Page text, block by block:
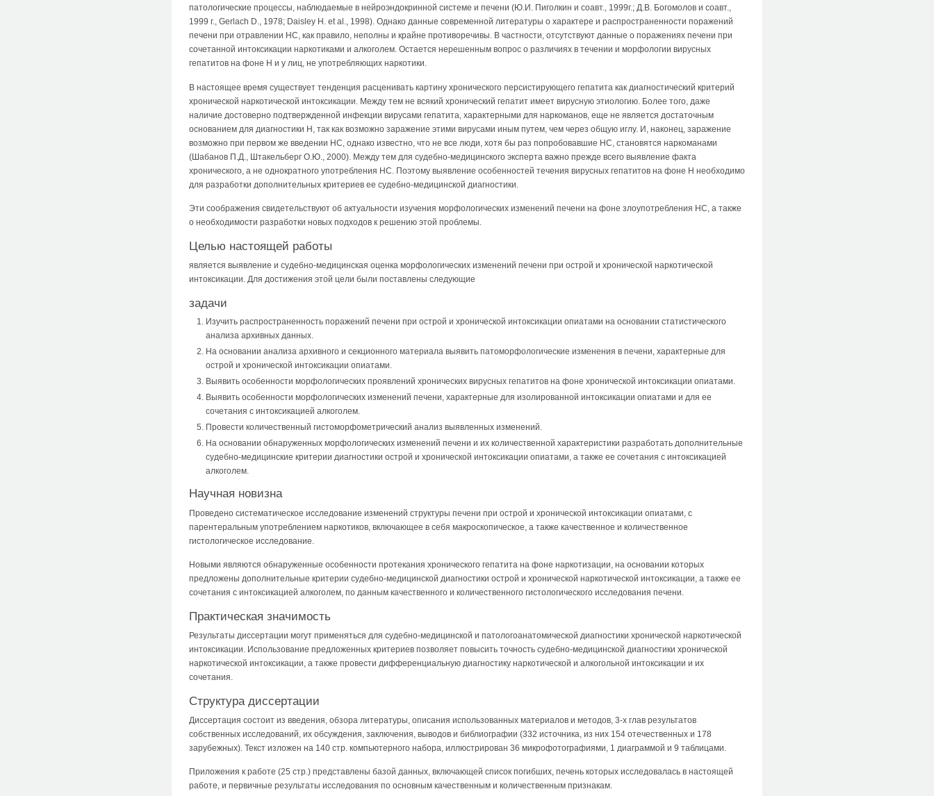
патологические процессы, наблюдаемые в нейроэндокринной системе и печени (Ю.И. Пиголкин и соавт., 1999г.; Д.В. Богомолов и соавт.,
1999 г., Gerlach D., 1978; Daisley H. et al., 1998). Однако данные современной литературы о характере и распространенности поражений
печени при отравлении НС, как правило, неполны и крайне противоречивы. В частности, отсутствуют данные о поражениях печени при
сочетанной интоксикации наркотиками и алкоголем. Остается нерешенным вопрос о различиях в течении и морфологии вирусных
гепатитов на фоне Н и у лиц, не употребляющих наркотики.
В настоящее время существует тенденция расценивать картину хронического персистирующего гепатита как диагностический критерий
хронической наркотической интоксикации. Между тем не всякий хронический гепатит имеет вирусную этиологию. Более того, даже
наличие достоверно подтвержденной инфекции вирусами гепатита, характерными для наркоманов, еще не является достаточным
основанием для диагностики Н, так как возможно заражение этими вирусами иным путем, чем через общую иглу. И, наконец, заражение
возможно при первом же введении НС, однако известно, что не все люди, хотя бы раз попробовавшие НС, становятся наркоманами
(Шабанов П.Д., Штакельберг О.Ю., 2000). Между тем для судебно-медицинского эксперта важно прежде всего выявление факта
хронического, а не однократного употребления НС. Поэтому выявление особенностей течения вирусных гепатитов на фоне Н необходимо
для разработки дополнительных критериев ее судебно-медицинской диагностики.
Эти соображения свидетельствуют об актуальности изучения морфологических изменений печени на фоне злоупотребления НС, а также
о необходимости разработки новых подходов к решению этой проблемы.
Целью настоящей работы
является выявление и судебно-медицинская оценка морфологических изменений печени при острой и хронической наркотической
интоксикации. Для достижения этой цели были поставлены следующие
задачи
Изучить распространенность поражений печени при острой и хронической интоксикации опиатами на основании статистического
анализа архивных данных.
На основании анализа архивного и секционного материала выявить патоморфологические изменения в печени, характерные для
острой и хронической интоксикации опиатами.
Выявить особенности морфологических проявлений хронических вирусных гепатитов на фоне хронической интоксикации опиатами.
Выявить особенности морфологических изменений печени, характерные для изолированной интоксикации опиатами и для ее
сочетания с интоксикацией алкоголем.
Провести количественный гистоморфометрический анализ выявленных изменений.
На основании обнаруженных морфологических изменений печени и их количественной характеристики разработать дополнительные
судебно-медицинские критерии диагностики острой и хронической интоксикации опиатами, а также ее сочетания с интоксикацией
алкоголем.
Научная новизна
Проведено систематическое исследование изменений структуры печени при острой и хронической интоксикации опиатами, с
парентеральным употреблением наркотиков, включающее в себя макроскопическое, а также качественное и количественное
гистологическое исследование.
Новыми являются обнаруженные особенности протекания хронического гепатита на фоне наркотизации, на основании которых
предложены дополнительные критерии судебно-медицинской диагностики острой и хронической наркотической интоксикации, а также ее
сочетания с интоксикацией алкоголем, по данным качественного и количественного гистологического исследования печени.
Практическая значимость
Результаты диссертации могут применяться для судебно-медицинской и патологоанатомической диагностики хронической наркотической
интоксикации. Использование предложенных критериев позволяет повысить точность судебно-медицинской диагностики хронической
наркотической интоксикации, а также провести дифференциальную диагностику наркотической и алкогольной интоксикации и их
сочетания.
Структура диссертации
Диссертация состоит из введения, обзора литературы, описания использованных материалов и методов, 3-х глав результатов
собственных исследований, их обсуждения, заключения, выводов и библиографии (332 источника, из них 154 отечественных и 178
зарубежных). Текст изложен на 140 стр. компьютерного набора, иллюстрирован 36 микрофотографиями, 1 диаграммой и 9 таблицами.
Приложения к работе (25 стр.) представлены базой данных, включающей список погибших, печень которых исследовалась в настоящей
работе, и первичные результаты исследования по основным качественным и количественным признакам.